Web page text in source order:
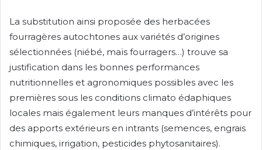
La substitution ainsi proposée des herbacées
fourragères autochtones aux variétés d’origines
sélectionnées (niébé, maïs fourragers…) trouve sa
justification dans les bonnes performances
nutritionnelles et agronomiques possibles avec les
premières sous les conditions climato édaphiques
locales mais également leurs manques d’intérêts pour
des apports extérieurs en intrants (semences, engrais
chimiques, irrigation, pesticides phytosanitaires).